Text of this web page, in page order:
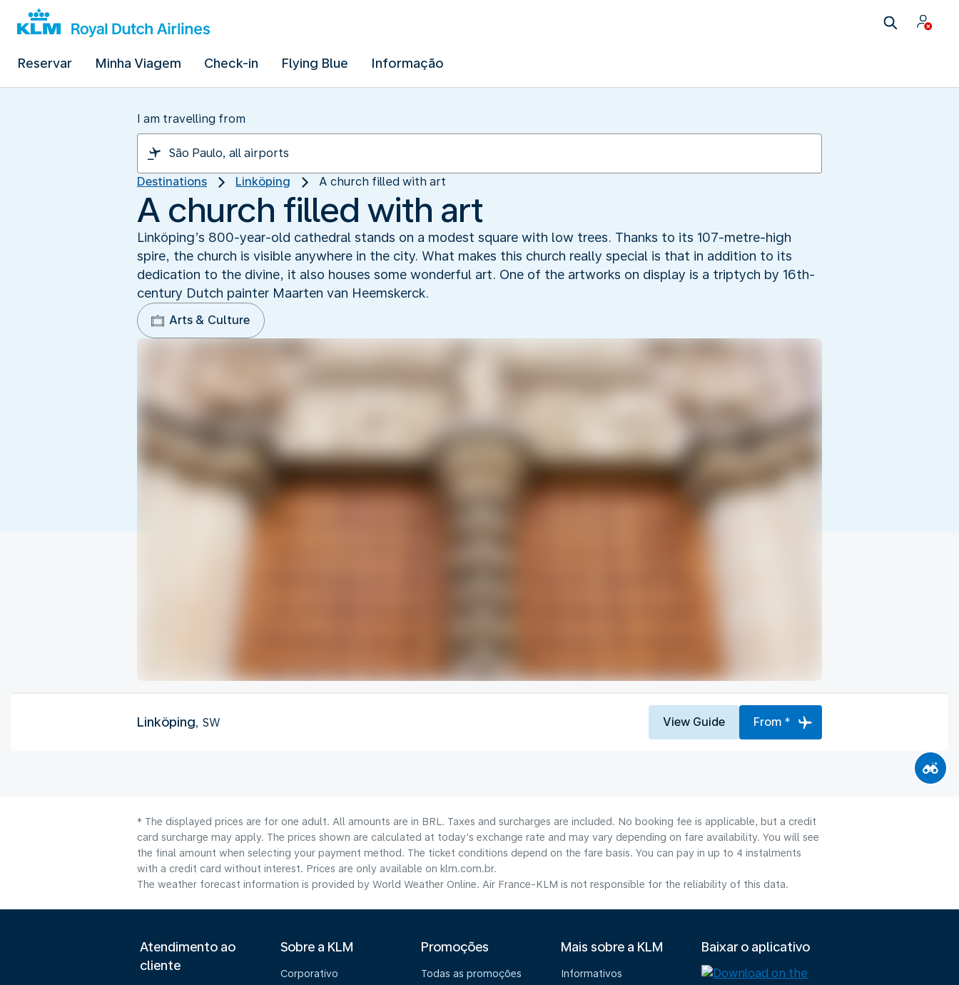
Reservar Minha Viagem Check-in Flying Blue Informação
I am travelling from
Destinations Linköping A church filled with art
A church filled with art
Linköping’s 800-year-old cathedral stands on a modest square with low trees. Thanks to its 107-metre-high
spire, the church is visible anywhere in the city. What makes this church really special is that in addition to its
dedication to the divine, it also houses some wonderful art. One of the artworks on display is a triptych by 16th-
century Dutch painter Maarten van Heemskerck.
Arts & Culture
Linköping, SW View Guide From *
* The displayed prices are for one adult. All amounts are in BRL. Taxes and surcharges are included. No booking fee is applicable, but a credit
card surcharge may apply. The prices shown are calculated at today's exchange rate and may vary depending on fare availability. You will see
the final amount when selecting your payment method.​ The ticket conditions depend on the fare basis. You can pay in up to 4 instalments
with a credit card without interest. Prices are only available on klm.com.br.
The weather forecast information is provided by World Weather Online. Air France-KLM is not responsible for the reliability of this data.
Atendimento ao
cliente
Sobre a KLM
Corporativo
Promoções
Todas as promoções
Mais sobre a KLM
Informativos
Baixar o aplicativo